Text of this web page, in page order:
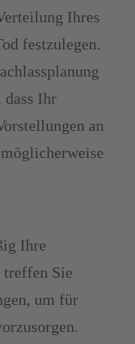
Ihres
festzulegen.
dass Ihr
an
Ihre
Sie
um für